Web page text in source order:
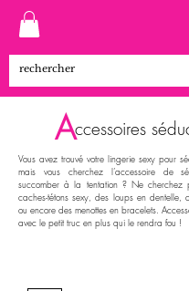
ccessoires
A
Vous avez trouvé votre lingerie sexy pour
mais vous cherchez l’accessoire de
succomber à la tentation ? Ne cherchez
caches-tétons sexy, des loups en dentelle,
ou encore des menottes en bracelets.
avec le petit truc en plus qui le rendra fou !